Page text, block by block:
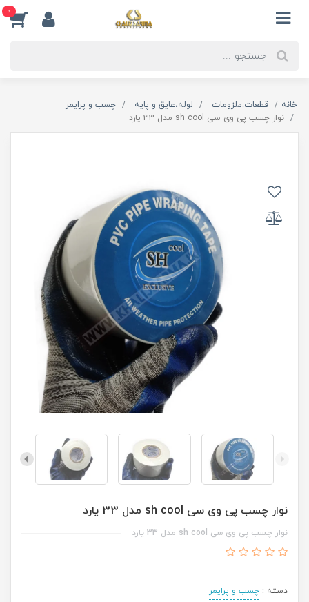
0
خانه قطعات.ملزومات لوله،عایق و پایه
چسب و پرایمر
نوار چسب پی وی سی sh cool مدل 33 یارد
نوار چسب پی وی سی sh cool مدل 33 یارد
نوار چسب پی وی سی sh cool مدل 33 یارد
دسته : چسب و پرایمر